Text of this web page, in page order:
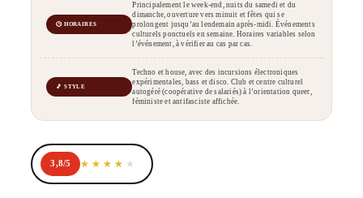
🕒 HORAIRES
Principalement le week-end, nuits du samedi et du
dimanche, ouverture vers minuit et fêtes qui se
prolongent jusqu’au lendemain après-midi. Événements
culturels ponctuels en semaine. Horaires variables selon
l’événement, à vérifier au cas par cas.
🎵 STYLE
Techno et house, avec des incursions électroniques
expérimentales, bass et disco. Club et centre culturel
autogéré (coopérative de salariés) à l’orientation queer,
féministe et antifasciste affichée.
3,8/5